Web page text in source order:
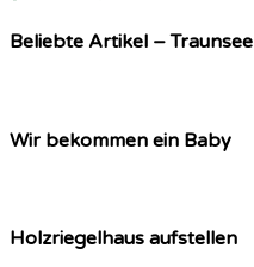
Beliebte Artikel – Traunsee
Wir bekommen ein Baby
Holzriegelhaus aufstellen